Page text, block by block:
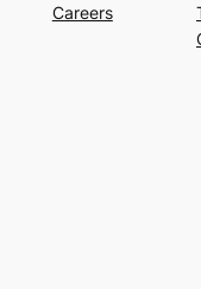
Careers